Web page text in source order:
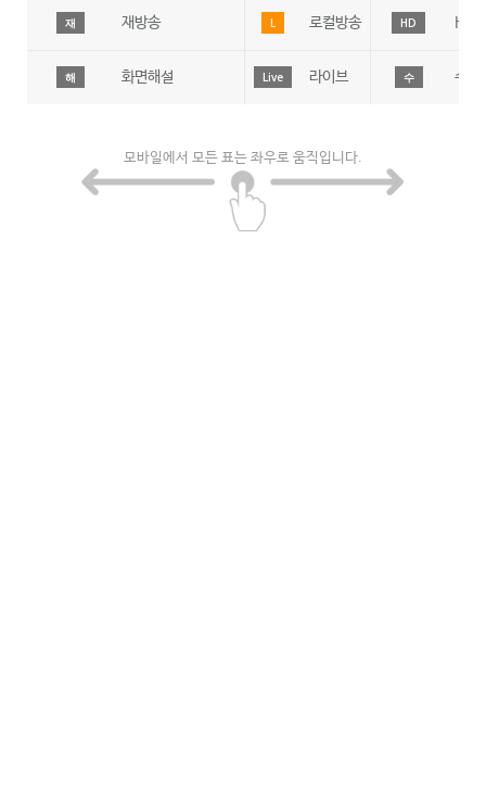
재 재방송 L 로컬방송 HD HD
해 화면해설 Live 라이브 수 수어
모바일에서 모든 표는 좌우로 움직입니다.